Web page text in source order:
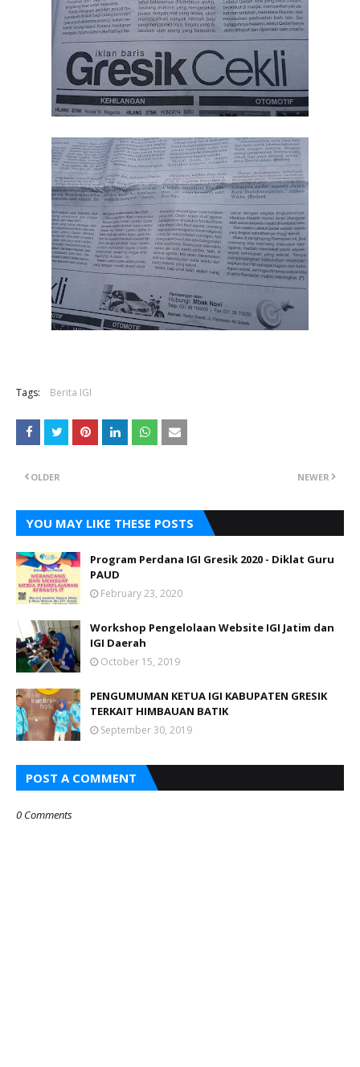
Tags: Berita IGI
NEWER
OLDER
YOU MAY LIKE THESE POSTS
Program Perdana IGI Gresik 2020 - Diklat Guru
PAUD
February 23, 2020
Workshop Pengelolaan Website IGI Jatim dan
IGI Daerah
October 15, 2019
PENGUMUMAN KETUA IGI KABUPATEN GRESIK
TERKAIT HIMBAUAN BATIK
September 30, 2019
POST A COMMENT
0 Comments